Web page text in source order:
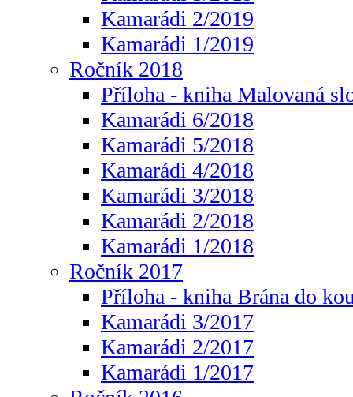
Kamarádi 2/2019
Kamarádi 1/2019
Ročník 2018
Příloha - kniha Malovaná
Kamarádi 6/2018
Kamarádi 5/2018
Kamarádi 4/2018
Kamarádi 3/2018
Kamarádi 2/2018
Kamarádi 1/2018
Ročník 2017
Příloha - kniha Brána do
Kamarádi 3/2017
Kamarádi 2/2017
Kamarádi 1/2017